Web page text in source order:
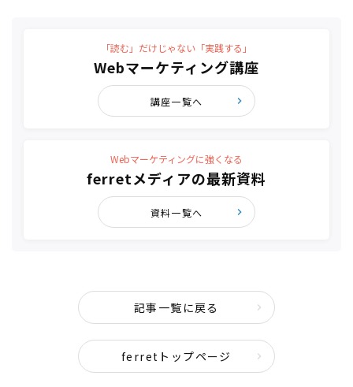
「読む」だけじゃない「実践する」
Webマーケティング講座
講座一覧へ
Webマーケティングに強くなる
ferretメディアの最新資料
資料一覧へ
記事一覧に戻る
ferretトップページ